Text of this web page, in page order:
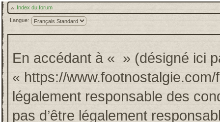
Index du forum
Langue:
En accédant à « » (désigné ici
« https://
légalement responsable des
pas d’être légalement